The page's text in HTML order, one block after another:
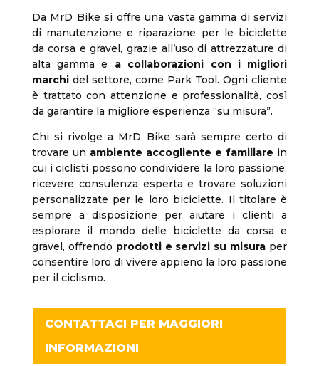
Da MrD Bike si offre una vasta gamma di servizi
di manutenzione e riparazione per le biciclette
da corsa e gravel, grazie all’uso di attrezzature di
alta gamma e a collaborazioni con i migliori
marchi del settore, come Park Tool. Ogni cliente
è trattato con attenzione e professionalità, così
da garantire la migliore esperienza “su misura”.
Chi si rivolge a MrD Bike sarà sempre certo di
trovare un ambiente accogliente e familiare in
cui i ciclisti possono condividere la loro passione,
ricevere consulenza esperta e trovare soluzioni
personalizzate per le loro biciclette. Il titolare è
sempre a disposizione per aiutare i clienti a
esplorare il mondo delle biciclette da corsa e
gravel, offrendo prodotti e servizi su misura per
consentire loro di vivere appieno la loro passione
per il ciclismo.
CONTATTACI PER MAGGIORI
INFORMAZIONI